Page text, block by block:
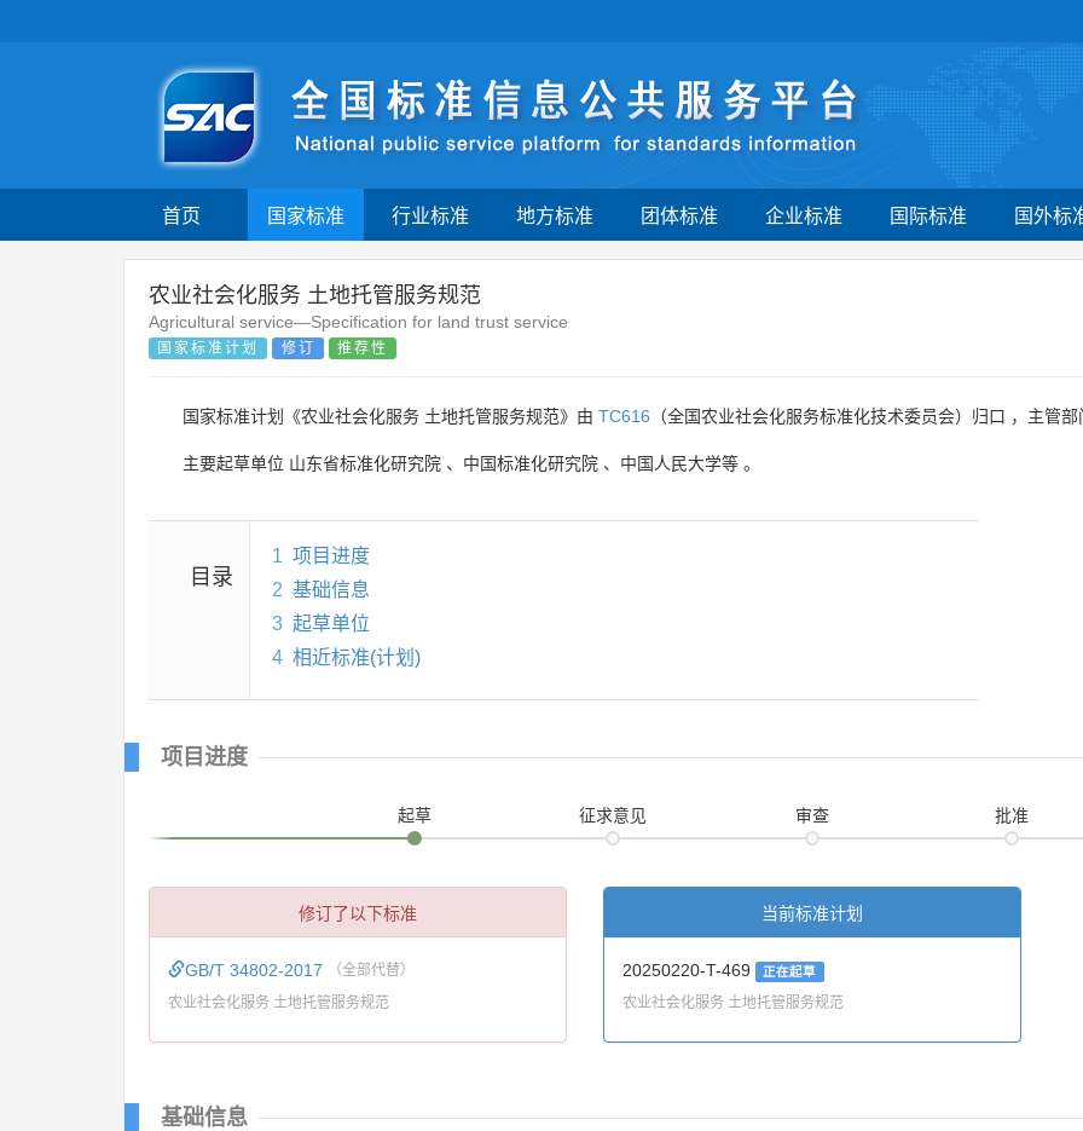
首页 国家标准 行业标准 地方标准 团体标准 企业标准 国际标准 国外标
农业社会化服务 土地托管服务规范
Agricultural service—Specification for land trust service
国家标准计划 修订 推荐性
国家标准计划《农业社会化服务 土地托管服务规范》由 TC616 （全国农业社会化服务标准化技术委员会）归口 ，主管部
主要起草单位 山东省标准化研究院 、 中国标准化研究院 、 中国人民大学等 。
目录
1 项目进度
2 基础信息
3 起草单位
4 相近标准(计划)
项目进度
起草 征求意见 审查 批准
修订了以下标准
GB/T 34802-2017 （全部代替）
农业社会化服务 土地托管服务规范
当前标准计划
20250220-T-469 正在起草
农业社会化服务 土地托管服务规范
基础信息